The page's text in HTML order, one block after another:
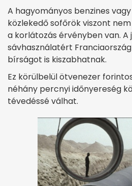
A hagyományos benzines vagy
közlekedő sofőrök viszont
a korlátozás érvényben van. A
sávhasználatért
bírságot is kiszabhatnak.
Ez körülbelül ötvenezer
néhány percnyi időnyereség
tévedéssé válhat.